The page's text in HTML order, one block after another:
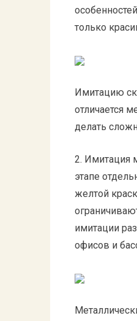
только
Имитацию
отличается
делать
2. Имитация
этапе
желтой
имитации
офисов и